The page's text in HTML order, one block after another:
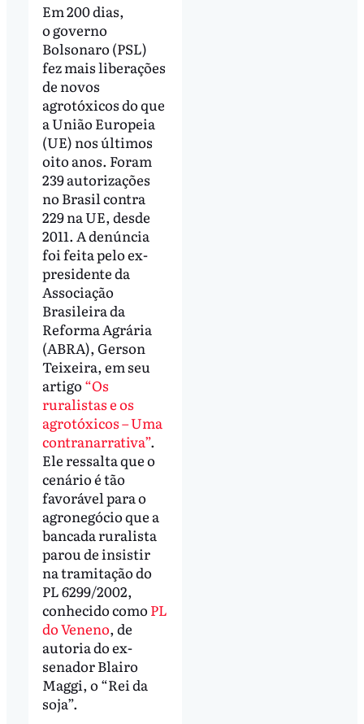
Em 200 dias,
o governo
Bolsonaro (PSL)
fez mais liberações
de novos
agrotóxicos do que
a União Europeia
(UE) nos últimos
oito anos. Foram
239 autorizações
no Brasil contra
229 na UE, desde
2011. A denúncia
foi feita pelo ex-
presidente da
Associação
Brasileira da
Reforma Agrária
(ABRA), Gerson
Teixeira, em seu
artigo “Os
ruralistas e os
agrotóxicos – Uma
contranarrativa”.
Ele ressalta que o
cenário é tão
favorável para o
agronegócio que a
bancada ruralista
parou de insistir
na tramitação do
PL 6299/2002,
conhecido como PL
do Veneno, de
autoria do ex-
senador Blairo
Maggi, o “Rei da
soja”.